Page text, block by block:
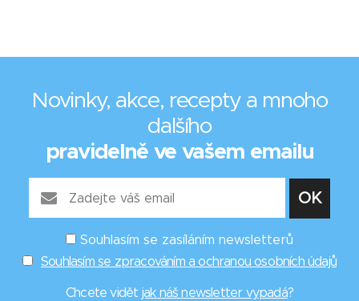
Novinky, akce, recepty a mnoho
dalšího
pravidelně ve vašem emailu
Souhlasím se zasíláním newsletterů
Souhlasím se zpracováním a ochranou osobních údajů
Chcete vidět jak náš newsletter vypadá?